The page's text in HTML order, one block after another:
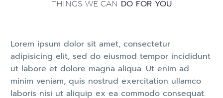
THINGS WE CAN DO FOR YOU
Lorem ipsum dolor sit amet, consectetur
adipisicing elit, sed do eiusmod tempor incididunt
ut labore et dolore magna aliqua. Ut enim ad
minim veniam, quis nostrud exercitation ullamco
laboris nisi ut aliquip ex ea commodo consequat.